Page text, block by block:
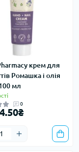
крем для
Ромашка і олія
мл
0